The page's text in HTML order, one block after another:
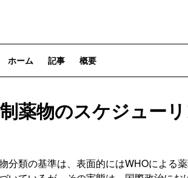
ホーム 記事 概要
薬物のスケジュー
分類の基準は、表面的にはWHOによる